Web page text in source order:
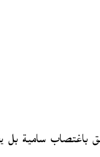
باغتصاب سامية